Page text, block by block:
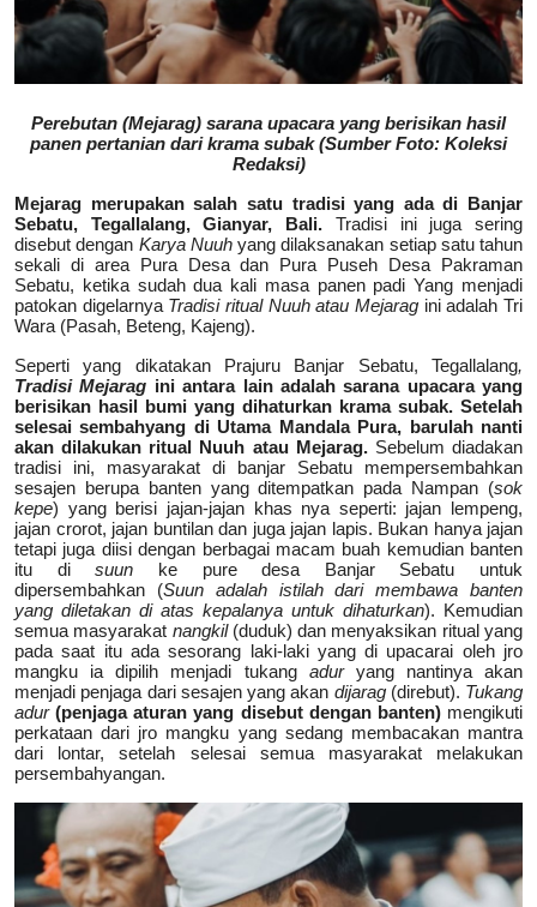
Perebutan (Mejarag) sarana upacara yang berisikan hasil
panen pertanian dari krama subak (Sumber Foto: Koleksi
Redaksi)
Mejarag merupakan salah satu tradisi yang ada di Banjar
Sebatu, Tegallalang, Gianyar, Bali. Tradisi ini juga sering
disebut dengan Karya Nuuhyang dilaksanakan setiap satu tahun
sekali di area Pura Desa dan Pura Puseh Desa Pakraman
Sebatu, ketika sudah dua kali masa panen padi Yang menjadi
patokan digelarnya Tradisi ritual Nuuh atau Mejarag ini adalah Tri
Wara (Pasah, Beteng, Kajeng).
Seperti yang dikatakan Prajuru Banjar Sebatu, Tegallalang,
Tradisi Mejarag ini antara lain adalah sarana upacara yang
berisikan hasil bumi yang dihaturkan krama subak. Setelah
selesai sembahyang di Utama Mandala Pura, barulah nanti
akan dilakukan ritual Nuuh atau Mejarag. Sebelum diadakan
tradisi ini, masyarakat di banjar Sebatu mempersembahkan
sesajen berupa banten yang ditempatkan pada Nampan (sok
kepe) yang berisi jajan-jajan khas nya seperti: jajan lempeng,
jajan crorot, jajan buntilan dan juga jajan lapis. Bukan hanya jajan
tetapi juga diisi dengan berbagai macam buah kemudian banten
itu disuun ke pure desa Banjar Sebatu untuk
dipersembahkan (Suun adalah istilah dari membawa banten
yang diletakan di atas kepalanya untuk dihaturkan). Kemudian
semua masyarakat nangkil(duduk) dan menyaksikan ritual yang
pada saat itu ada sesorang laki-laki yang di upacarai oleh jro
mangku ia dipilih menjadi tukang aduryang nantinya akan
menjadi penjaga dari sesajen yang akan dijarag(direbut). Tukang
adur (penjaga aturan yang disebut dengan banten)mengikuti
perkataan dari jro mangku yang sedang membacakan mantra
dari lontar, setelah selesai semua masyarakat melakukan
persembahyangan.